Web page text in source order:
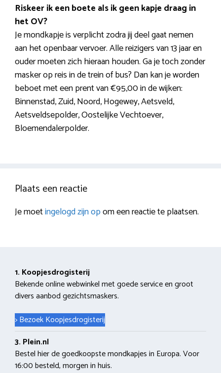
Riskeer ik een boete als ik geen kapje draag in
het OV?
Je mondkapje is verplicht zodra jij deel gaat nemen
aan het openbaar vervoer. Alle reizigers van 13 jaar en
ouder moeten zich hieraan houden. Ga je toch zonder
masker op reis in de trein of bus? Dan kan je worden
beboet met een prent van €95,00 in de wijken:
Binnenstad, Zuid, Noord, Hogewey, Aetsveld,
Aetsveldsepolder, Oostelijke Vechtoever,
Bloemendalerpolder.
Plaats een reactie
Je moetingelogd zijn opom een reactie te plaatsen.
1. Koopjesdrogisterij
Bekende online webwinkel met goede service en groot
divers aanbod gezichtsmaskers.
> Bezoek Koopjesdrogisterij
3. Plein.nl
Bestel hier de goedkoopste mondkapjes in Europa. Voor
16:00 besteld, morgen in huis.